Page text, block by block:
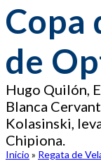
Copa
de
Hugo Quilón,
Blanca
Kolasinski,
Chipiona.
Inicio » Regata de